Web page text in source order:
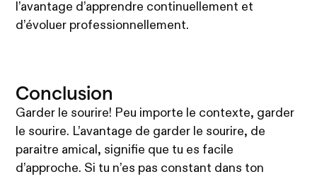
l’avantage d’apprendre continuellement et
d’évoluer professionnellement.
Conclusion
Garder le sourire! Peu importe le contexte, garder
le sourire. L’avantage de garder le sourire, de
paraitre amical, signifie que tu es facile
d’approche. Si tu n’es pas constant dans ton